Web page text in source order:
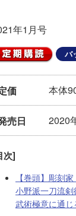
年1月号
バ
価 本体
売日 2020
次]
【巻頭】彫刻
小野派一刀流
武術極意に通